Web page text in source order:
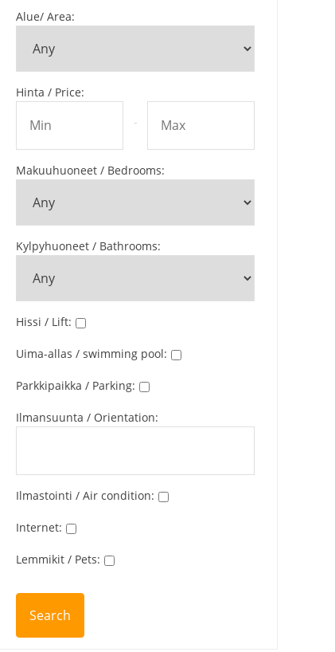
Alue/ Area:
Hinta / Price:
-
Makuuhuoneet / Bedrooms:
Kylpyhuoneet / Bathrooms:
Hissi / Lift:
Uima-allas / swimming pool:
Parkkipaikka / Parking:
Ilmansuunta / Orientation:
Ilmastointi / Air condition:
Internet:
Lemmikit / Pets: